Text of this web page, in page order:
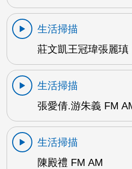
生活掃描
莊文凱王冠瑋張麗瑱
生活掃描
張愛倩.游朱義 FM
生活掃描
陳殿禮 FM AM